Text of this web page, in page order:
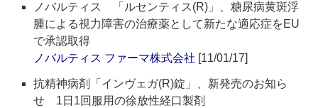
ノバルティス 「ルセンティス(R)」、糖尿病黄斑浮
腫による視力障害の治療薬として新たな適応症をEU
で承認取得
ノバルティス ファーマ株式会社 [11/01/17]
抗精神病剤「インヴェガ(R)錠」、新発売のお知ら
せ 1日1回服用の徐放性経口製剤